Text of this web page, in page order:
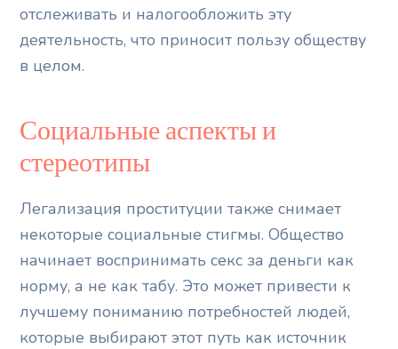
отслеживать и налогообложить эту
деятельность, что приносит пользу обществу
в целом.
Социальные аспекты и
стереотипы
Легализация проституции также снимает
некоторые социальные стигмы. Общество
начинает воспринимать секс за деньги как
норму, а не как табу. Это может привести к
лучшему пониманию потребностей людей,
которые выбирают этот путь как источник